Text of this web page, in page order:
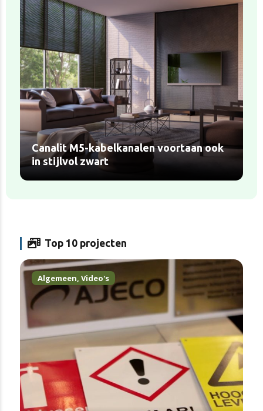
Canalit M5-kabelkanalen voortaan ook
in stijlvol zwart
Top 10 projecten
Algemeen Video's